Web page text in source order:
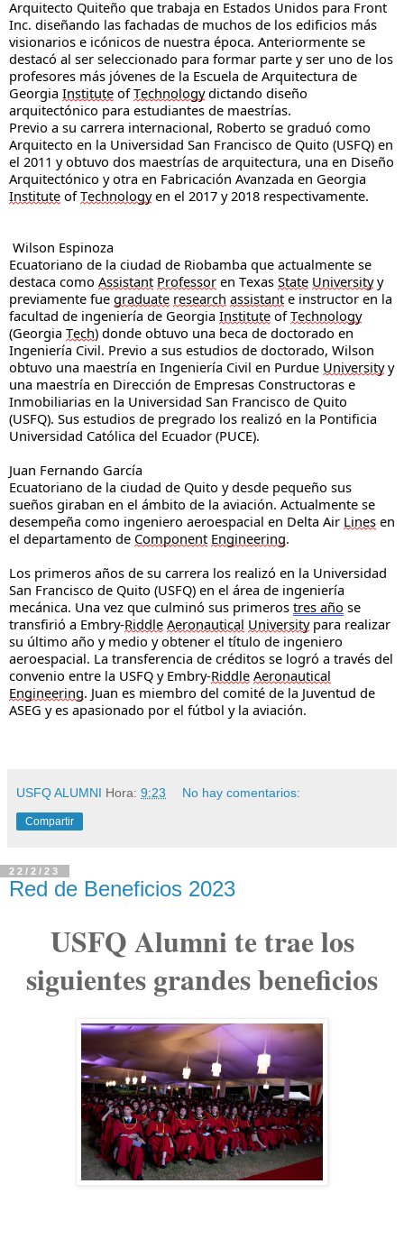
Arquitecto Quiteño que trabaja en Estados Unidos para Front
Inc. diseñando las fachadas de muchos de los edificios más
visionarios e icónicos de nuestra época. Anteriormente se
destacó al ser seleccionado para formar parte y ser uno de los
profesores más jóvenes de la Escuela de Arquitectura de
Georgia Institute of Technology dictando diseño
arquitectónico para estudiantes de maestrías.
Previo a su carrera internacional, Roberto se graduó como
Arquitecto en la Universidad San Francisco de Quito (USFQ) en
el 2011 y obtuvo dos maestrías de arquitectura, una en Diseño
Institute of Technology en el 2017 y 2018 respectivamente.
Wilson Espinoza
Ecuatoriano de la ciudad de Riobamba que actualmente se
destaca como Assistant Professor en Texas State University y
previamente fue graduate research assistant e instructor en la
facultad de ingeniería de Georgia Institute of Technology
(Georgia Tech) donde obtuvo una beca de doctorado en
Ingeniería Civil. Previo a sus estudios de doctorado, Wilson
obtuvo una maestría en Ingeniería Civil en Purdue University y
una maestría en Dirección de Empresas Constructoras e
Inmobiliarias en la Universidad San Francisco de Quito
(USFQ). Sus estudios de pregrado los realizó en la Pontificia
Universidad Católica del Ecuador (PUCE).
Juan Fernando García
Ecuatoriano de la ciudad de Quito y desde pequeño sus
sueños giraban en el ámbito de la aviación. Actualmente se
desempeña como ingeniero aeroespacial en Delta Air Lines en
el departamento de Component Engineering.
Los primeros años de su carrera los realizó en la Universidad
San Francisco de Quito (USFQ) en el área de ingeniería
mecánica. Una vez que culminó sus primeros tres año se
transfirió a Embry-Riddle Aeronautical University para realizar
su último año y medio y obtener el título de ingeniero
aeroespacial. La transferencia de créditos se logró a través del
convenio entre la USFQ y Embry-Riddle Aeronautical
Engineering. Juan es miembro del comité de la Juventud de
ASEG y es apasionado por el fútbol y la aviación.
USFQ ALUMNI Hora: 9:23 No hay comentarios:
Compartir
22/2/23
Red de Beneficios 2023
USFQ Alumni te trae los
siguientes grandes beneficios